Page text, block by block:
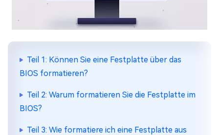
Teil 1: Können Sie eine Festplatte über das
BIOS formatieren?
Teil 2: Warum formatieren Sie die Festplatte im
BIOS?
Teil 3: Wie formatiere ich eine Festplatte aus